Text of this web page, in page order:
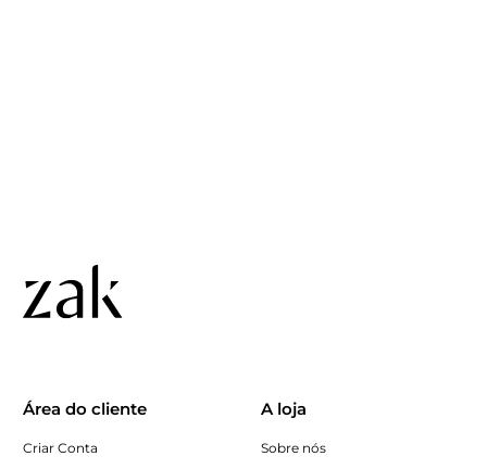
Área do cliente
Criar Conta
A loja
Sobre nós